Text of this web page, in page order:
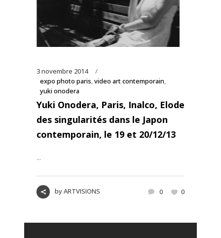
3 novembre 2014
expo photo paris,video art contemporain,
yuki onodera
Yuki Onodera, Paris, Inalco, Elode
des singularités dans le Japon
contemporain, le 19 et 20/12/13
...
byARTVISIONS 0 0